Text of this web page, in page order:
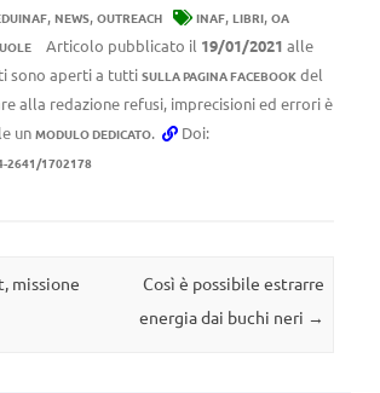
, NEWS, OUTREACH INAF, LIBRI, OA
Articolo pubblicato il 19/01/2021 alle
sono aperti a tutti SULLA PAGINA FACEBOOK del
alla redazione refusi, imprecisioni ed errori è
un MODULO DEDICATO. Doi:
2641/1702178
missione
Così è possibile estrarre
energia dai buchi neri →